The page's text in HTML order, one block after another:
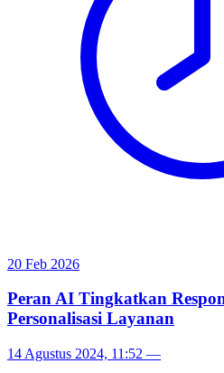
20 Feb 2026
Peran AI Tingkatkan
Personalisasi Layanan
14 Agustus 2024, 11:52 —